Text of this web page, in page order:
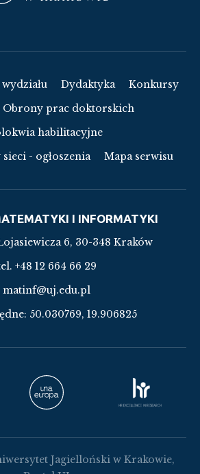
wydziału Dydaktyka
Konkursy
Obrony prac doktorskich
habilitacyjne
- ogłoszenia
Mapa serwisu
I INFORMATYKI
6, 30-348 Kraków
+48 12 664 66 29
matinf@uj.edu.pl
50.030769, 19.906825
Jagielloński w Krakowie,